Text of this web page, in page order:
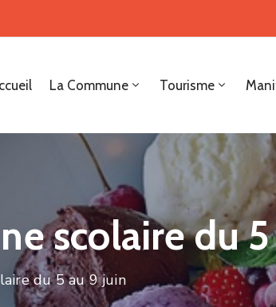
La Commune Tourisme
scolaire du
du 5 au 9 juin